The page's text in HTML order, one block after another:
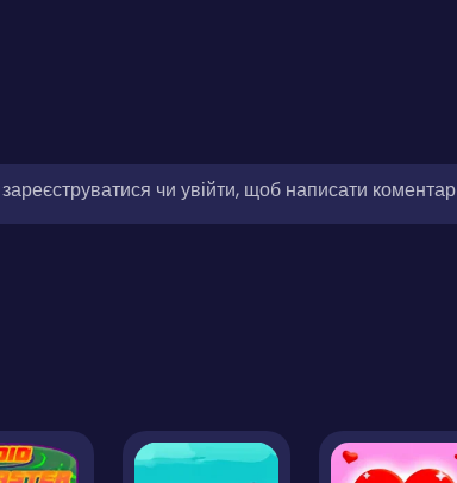
чи увійти, щоб написати коментар